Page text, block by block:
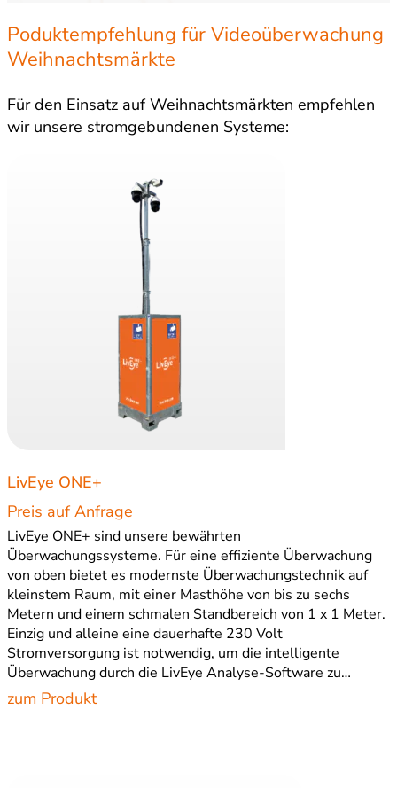
Poduktempfehlung für Videoüberwachung
Weihnachtsmärkte
Für den Einsatz auf Weihnachtsmärkten empfehlen
wir unsere stromgebundenen Systeme:
LivEye ONE+
Preis auf Anfrage
LivEye ONE+ sind unsere bewährten
Überwachungssysteme. Für eine effiziente Überwachung
von oben bietet es modernste Überwachungstechnik auf
kleinstem Raum, mit einer Masthöhe von bis zu sechs
Metern und einem schmalen Standbereich von 1 x 1 Meter.
Einzig und alleine eine dauerhafte 230 Volt
Stromversorgung ist notwendig, um die intelligente
Überwachung durch die LivEye Analyse-Software zu…
zum Produkt